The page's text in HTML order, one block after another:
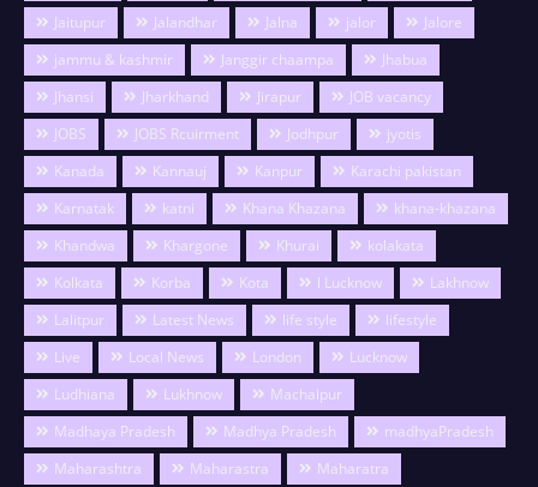
Jaitupur
Jalandhar Jalna jalor
Jalore
jammu & kashmir
Janggir chaampa
Jhabua
Jhansi
Jharkhand Jirapur
JOB vacancy
JOBS
JOBS Rcuirment Jodhpur
jyotis
Kanada
Kannauj Kanpur
Karachi pakistan
Karnatak
katni Khana Khazana
khana-khazana
Khandwa
Khargone Khurai
kolakata
Kolkata
Korba Kota l Lucknow
Lakhnow
Lalitpur
Latest News life style
lifestyle
Live
Local News London
Lucknow
Ludhiana
Lukhnow
Machalpur
Madhaya Pradesh
Madhya Pradesh
madhyaPradesh
Maharashtra
Maharastra
Maharatra